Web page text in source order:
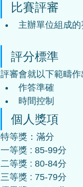
比賽評審
主辦單位組成
評分標準
評審會就以下範疇
作答準確
時間控制
個人獎項
特等獎：滿分
一等獎 : 85-99分
二等獎 : 80-84分
三等獎 : 75-79分